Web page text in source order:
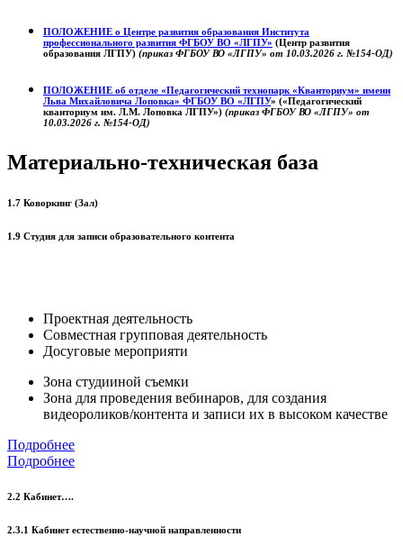
ПОЛОЖЕНИЕ о Центре развития образования Института
профессионального развития ФГБОУ ВО «ЛГПУ» (Центр развития
образования ЛГПУ) (приказ ФГБОУ ВО «ЛГПУ» от 10.03.2026 г. №154-ОД)
ПОЛОЖЕНИЕ об отделе «Педагогический технопарк «Кванториум» имени
Льва Михайловича Лоповка» ФГБОУ ВО «ЛГПУ» («Педагогический
кванториум им. Л.М. Лоповка ЛГПУ») (приказ ФГБОУ ВО «ЛГПУ» от
10.03.2026 г. №154-ОД)
Материально-техническая база
1.7 Коворкинг (Зал)
1.9 Студия для записи образовательного контента
Проектная деятельность
Совместная групповая деятельность
Досуговые мероприяти
Зона студииной съемки
Зона для проведения вебинаров, для создания
видеороликов/контента и записи их в высоком качестве
Подробнее
Подробнее
2.2 Кабинет….
2.3.1 Кабинет естественно-научной направленности